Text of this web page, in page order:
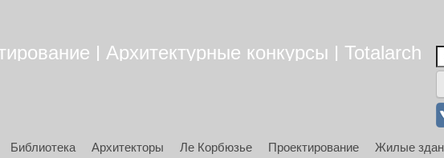
| Архитектурные конкурсы | Totalarch
Библиотека Архитекторы Ле Корбюзье Проектирование Жилые